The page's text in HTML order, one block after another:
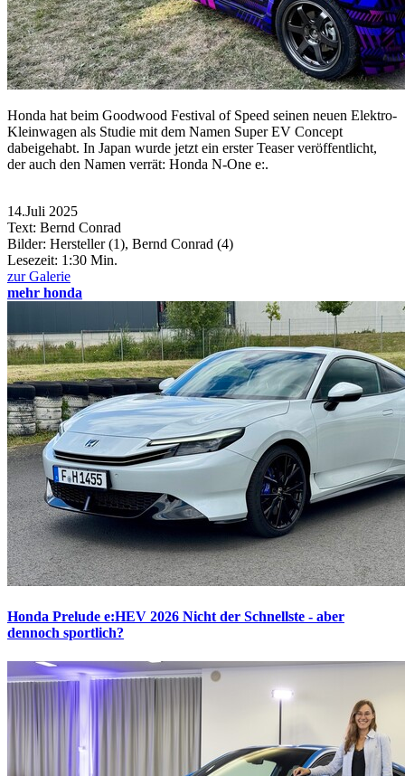
Honda hat beim Goodwood Festival of Speed seinen neuen Elektro-
Kleinwagen als Studie mit dem Namen Super EV Concept
dabeigehabt. In Japan wurde jetzt ein erster Teaser veröffentlicht,
der auch den Namen verrät: Honda N-One e:.
14.Juli 2025
Text: Bernd Conrad
Bilder: Hersteller (1), Bernd Conrad (4)
Lesezeit: 1:30 Min.
zur Galerie
mehr honda
Honda Prelude e:HEV 2026 Nicht der Schnellste - aber
dennoch sportlich?